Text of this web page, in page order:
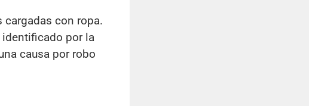
cargadas con ropa.
por la
causa por robo